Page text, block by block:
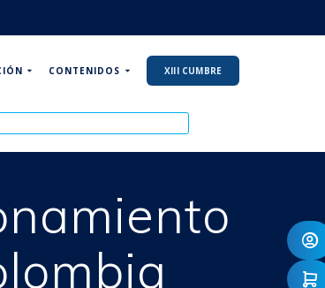
CONTENIDOS XIII CUMBRE